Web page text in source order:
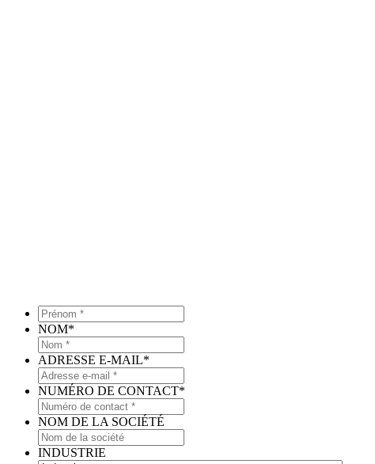
Prénom
**
NOM*
ADRESSE E-MAIL*
NUMÉRO DE CONTACT*
NOM DE LA SOCIÉTÉ
INDUSTRIE